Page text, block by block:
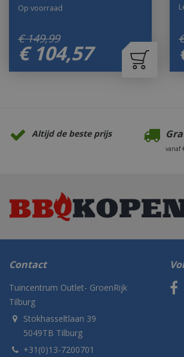
€ 149,99
€ 104,57
Op voorraad
€
Altijd de beste prijs
vanaf
Contact
Tuincentrum Outlet- GroenRijk
Tilburg
Stokhasseltlaan 39
5049TB Tilburg
+31(0)13-7200701